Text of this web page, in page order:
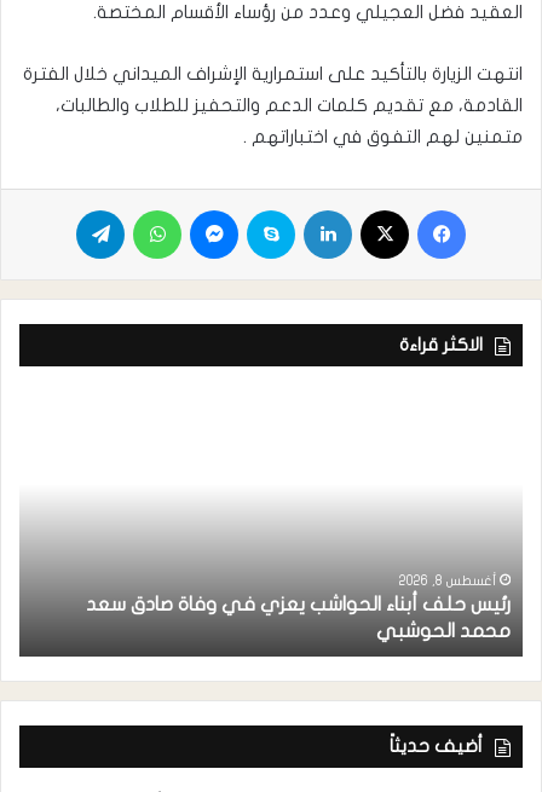
العقيد فضل العجيلي وعدد من رؤساء الأقسام المختصة.
​انتهت الزيارة بالتأكيد على استمرارية الإشراف الميداني خلال الفترة
القادمة، مع تقديم كلمات الدعم والتحفيز للطلاب والطالبات،
متمنين لهم التفوق في اختباراتهم .
الاكثر قراءة
أغسطس 8, 2026
رئيس حلف أبناء الحواشب يعزي في وفاة صادق سعد
محمد الحوشبي
أضيف حديثاً